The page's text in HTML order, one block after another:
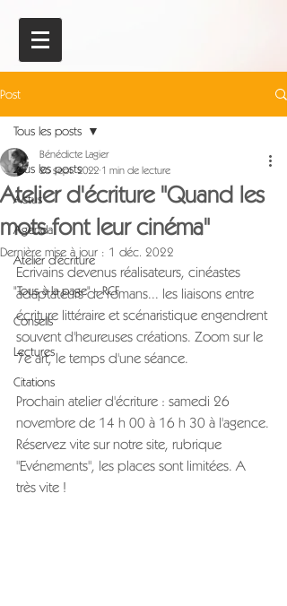
Post
Tous les posts
Actus
Agenda
Atelier d'écriture
"Tous à la page" - RCF
Conseils
Lectures
Citations
Tous les posts
Atelier d'écriture "Quand les
mots font leur cinéma"
Bénédicte Lagier
26 sept. 2022 1 min de lecture
Dernière mise à jour : 1 déc. 2022
Ecrivains devenus réalisateurs, cinéastes
adaptateurs de romans... les liaisons entre
écriture littéraire et scénaristique engendrent
souvent d'heureuses créations. Zoom sur le
7e art, le temps d'une séance.
Prochain atelier d'écriture : samedi 26
novembre de 14 h 00 à 16 h 30 à l'agence.
Réservez vite sur notre site, rubrique
"Evénements", les places sont limitées. A
très vite !